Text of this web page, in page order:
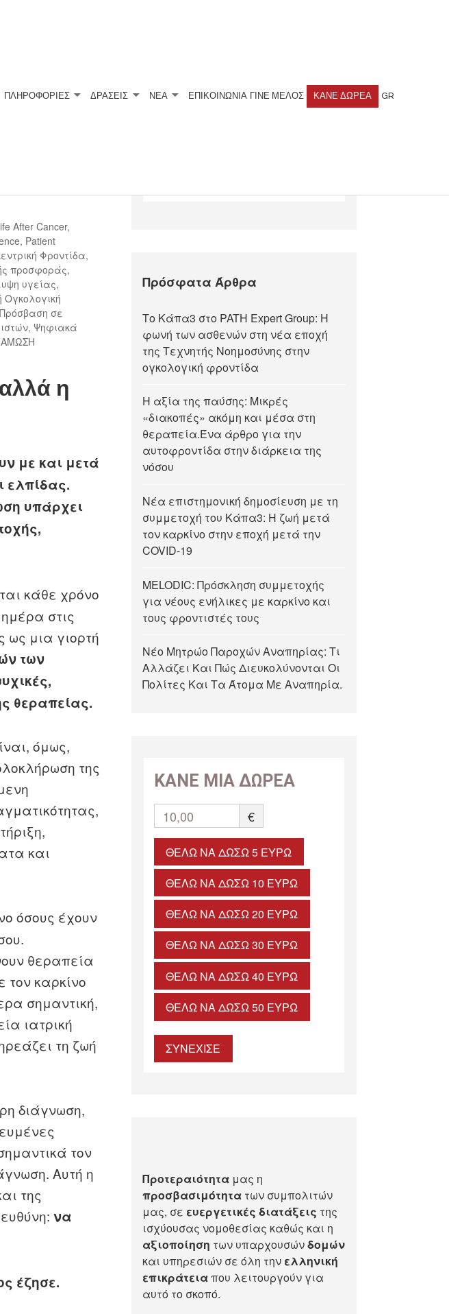
ΠΛΗΡΟΦΟΡΙΕΣ ΔΡΑΣΕΙΣ ΝΕΑ ΕΠΙΚΟΙΝΩΝΙΑ ΓΊΝΕ ΜΈΛΟΣ ΚΆΝΕ ΔΩΡΕΆ GR
After Cancer,
, Patient
Φροντίδα,
προσφοράς,
υγείας,
Ογκολογική
Πρόσβαση σε
, Ψηφιακά
η
με και μετά
ελπίδας.
υπάρχει
κάθε χρόνο
στις
ως μια γιορτή
των
θεραπείας.
όμως,
της
και
όσους έχουν
θεραπεία
καρκίνο
σημαντική,
ιατρική
τη ζωή
διάγνωση,
τον
Αυτή η
της
να
έζησε.
Πρόσφατα Άρθρα
Tο Κάπα3 στο PATH Expert Group: Η
φωνή των ασθενών στη νέα εποχή
της Τεχνητής Νοημοσύνης στην
ογκολογική φροντίδα
Η αξία της παύσης: Μικρές
«διακοπές» ακόμη και μέσα στη
θεραπεία.Ένα άρθρο για την
αυτοφροντίδα στην διάρκεια της
νόσου
Νέα επιστημονική δημοσίευση με τη
συμμετοχή του Κάπα3: Η ζωή μετά
τον καρκίνο στην εποχή μετά την
COVID-19
MELODIC: Πρόσκληση συμμετοχής
για νέους ενήλικες με καρκίνο και
τους φροντιστές τους
Νέο Μητρώο Παροχών Αναπηρίας: Τι
Αλλάζει Και Πώς Διευκολύνονται Οι
Πολίτες Και Τα Άτομα Με Αναπηρία.
ΚΑΝΕ ΜΙΑ ΔΩΡΕΑ
10,00 €
ΘΈΛΩ ΝΑ ΔΏΣΩ 5 ΕΥΡΏ
ΘΈΛΩ ΝΑ ΔΏΣΩ 10 ΕΥΡΏ
ΘΈΛΩ ΝΑ ΔΏΣΩ 20 ΕΥΡΏ
ΘΈΛΩ ΝΑ ΔΏΣΩ 30 ΕΥΡΏ
ΘΈΛΩ ΝΑ ΔΏΣΩ 40 ΕΥΡΏ
ΘΈΛΩ ΝΑ ΔΏΣΩ 50 ΕΥΡΏ
ΣΥΝΕΧΙΣΕ
Προτεραιότητα μας η
προσβασιμότητα των συμπολιτών
μας, σε ευεργετικές διατάξεις της
ισχύουσας νομοθεσίας καθώς και η
αξιοποίηση των υπαρχουσώνδομών
και υπηρεσιών σε όλη την ελληνική
επικράτειαπου λειτουργούν για
αυτό το σκοπό.​